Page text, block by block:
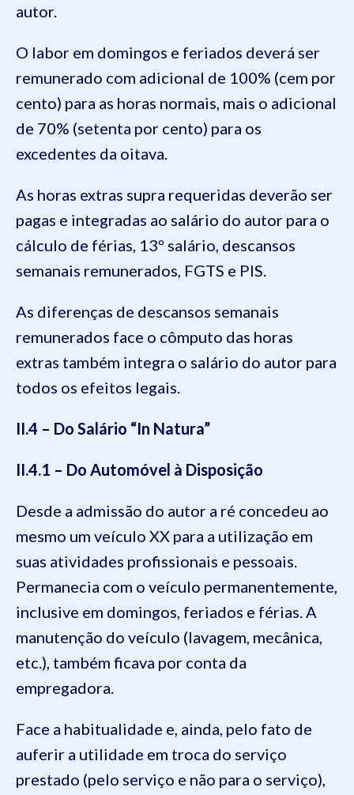
autor.
O labor em domingos e feriados deverá ser
remunerado com adicional de 100% (cem por
cento) para as horas normais, mais o adicional
de 70% (setenta por cento) para os
excedentes da oitava.
As horas extras supra requeridas deverão ser
pagas e integradas ao salário do autor para o
cálculo de férias, 13º salário, descansos
semanais remunerados, FGTS e PIS.
As diferenças de descansos semanais
remunerados face o cômputo das horas
extras também integra o salário do autor para
todos os efeitos legais.
II.4 – Do Salário “In Natura”
II.4.1 – Do Automóvel à Disposição
Desde a admissão do autor a ré concedeu ao
mesmo um veículo XX para a utilização em
suas atividades profissionais e pessoais.
Permanecia com o veículo permanentemente,
inclusive em domingos, feriados e férias. A
manutenção do veículo (lavagem, mecânica,
etc.), também ficava por conta da
empregadora.
Face a habitualidade e, ainda, pelo fato de
auferir a utilidade em troca do serviço
prestado (pelo serviço e não para o serviço),